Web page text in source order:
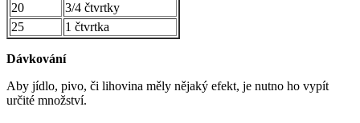
20
3/4 čtvrtky
25
1 čtvrtka
Dávkování
Aby jídlo, pivo, či lihovina měly nějaký efekt, je nutno ho vypít
určité množství.